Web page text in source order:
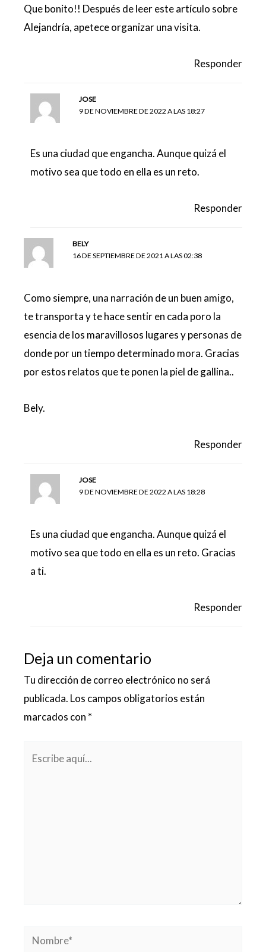
Que bonito!! Después de leer este artículo sobre
Alejandría, apetece organizar una visita.
Responder
JOSE
9 DE NOVIEMBRE DE 2022 A LAS 18:27
Es una ciudad que engancha. Aunque quizá el
motivo sea que todo en ella es un reto.
Responder
BELY
16 DE SEPTIEMBRE DE 2021 A LAS 02:38
Como siempre, una narración de un buen amigo,
te transporta y te hace sentir en cada poro la
esencia de los maravillosos lugares y personas de
donde por un tiempo determinado mora. Gracias
por estos relatos que te ponen la piel de gallina..
Bely.
Responder
JOSE
9 DE NOVIEMBRE DE 2022 A LAS 18:28
Es una ciudad que engancha. Aunque quizá el
motivo sea que todo en ella es un reto. Gracias
a ti.
Responder
Deja un comentario
Tu dirección de correo electrónico no será
publicada. Los campos obligatorios están
marcados con *
Nombre*